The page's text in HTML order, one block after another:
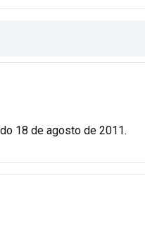
18 de agosto de 2011.